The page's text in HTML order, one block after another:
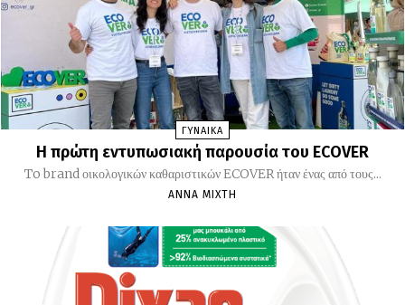
ΓΥΝΑΙΚΑ
Η πρώτη εντυπωσιακή παρουσία του ECOVER
To brand οικολογικών καθαριστικών ECOVER ήταν ένας από τους...
ΆΝΝΑ ΜΊΧΤΗ